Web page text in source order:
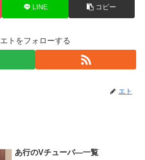
LINE コピー
エトをフォローする
エト
あ行のVチューバ―一覧